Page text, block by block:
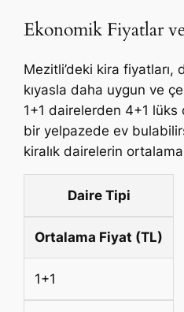
Ekonomik Fiyatlar
Mezitli’deki kira
kıyasla daha uygun ve
1+1 dairelerden 4+1
bir yelpazede ev
kiralık dairelerin
Daire Tipi
Ortalama Fiyat (TL)
1+1